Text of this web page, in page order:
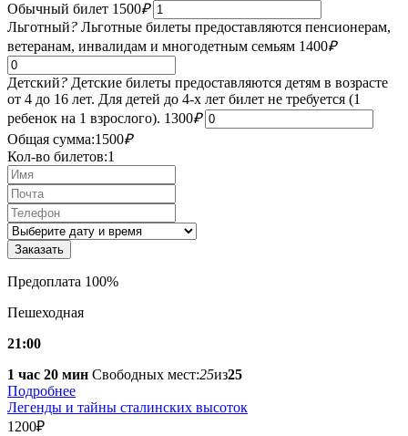
Обычный билет 1500₽
Льготный? Льготные билеты предоставляются пенсионерам,
ветеранам, инвалидам и многодетным семьям 1400₽
Детский? Детские билеты предоставляются детям в возрасте
от 4 до 16 лет. Для детей до 4-х лет билет не требуется (1
ребенок на 1 взрослого). 1300₽
Общая сумма:1500₽
Кол-во билетов:1
Предоплата 100%
Пешеходная
21:00
1 час 20 мин Свободных мест:25из25
Подробнее
Легенды и тайны сталинских высоток
1200₽